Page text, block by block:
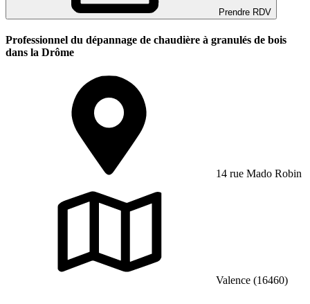
Prendre RDV
Professionnel du dépannage de chaudière à granulés de bois
dans la Drôme
14 rue Mado Robin
Valence (16460)